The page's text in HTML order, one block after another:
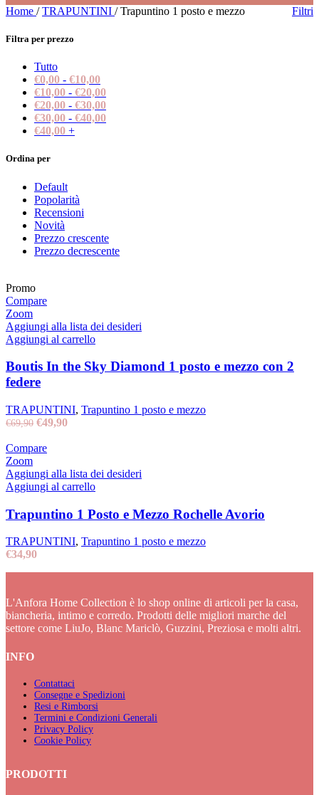
Home / TRAPUNTINI / Trapuntino 1 posto e mezzo Filtri
Filtra per prezzo
Tutto
€0,00 - €10,00
€10,00 - €20,00
€20,00 - €30,00
€30,00 - €40,00
€40,00 +
Ordina per
Default
Popolarità
Recensioni
Novità
Prezzo crescente
Prezzo decrescente
Promo
Compare
Zoom
Aggiungi alla lista dei desideri
Aggiungi al carrello
Boutis In the Sky Diamond 1 posto e mezzo con 2
federe
TRAPUNTINI, Trapuntino 1 posto e mezzo
€69,90 Il
originale
€69,90.
€49,90Il
€49,90.
Compare
Zoom
Aggiungi alla lista dei desideri
Aggiungi al carrello
Trapuntino 1 Posto e Mezzo Rochelle Avorio
TRAPUNTINI, Trapuntino 1 posto e mezzo
€34,90
L'Anfora Home Collection è lo shop online di articoli per la casa,
biancheria, intimo e corredo. Prodotti delle migliori marche del
settore come LiuJo, Blanc Mariclò, Guzzini, Preziosa e molti altri.
INFO
Contattaci
Consegne e Spedizioni
Resi e Rimborsi
Termini e Condizioni Generali
Privacy Policy
Cookie Policy
PRODOTTI